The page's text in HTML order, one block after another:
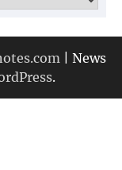
| News
.